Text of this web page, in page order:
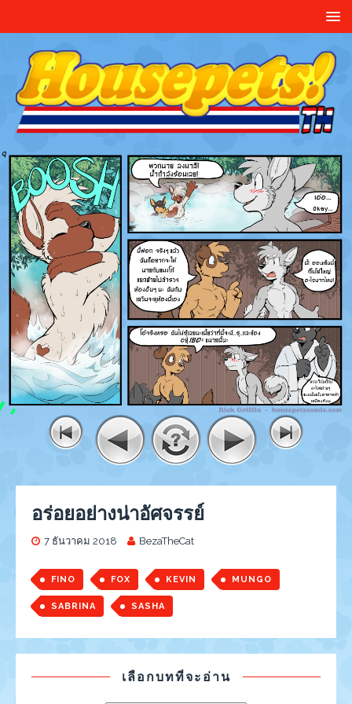
อร่อยอย่างน่าอัศจรรย์
7 ธันวาคม 2018 BezaTheCat
FINO FOX KEVIN MUNGO
SABRINA SASHA
เลือกบทที่จะอ่าน